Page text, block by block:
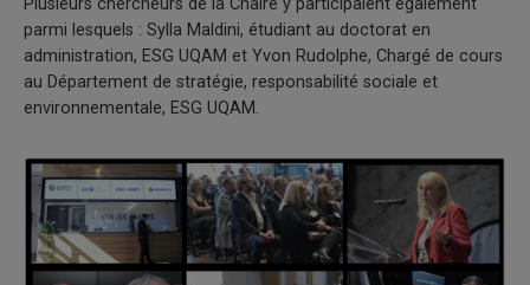
Plusieurs chercheurs de la Chaire y participaient également
parmi lesquels : Sylla Maldini, étudiant au doctorat en
administration, ESG UQAM et Yvon Rudolphe, Chargé de cours
au Département de stratégie, responsabilité sociale et
environnementale, ESG UQAM.